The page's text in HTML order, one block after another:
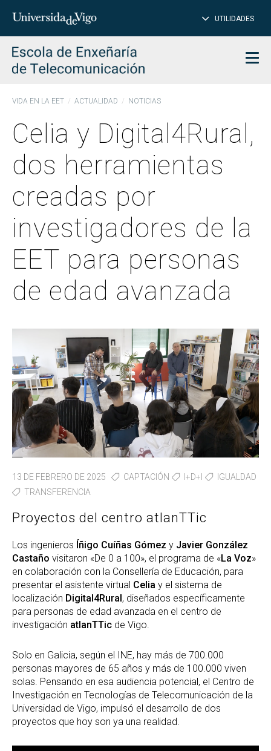
Insertar
para
buscar
UTILIDADES
VIDA EN LA EET ACTUALIDAD NOTICIAS
Celia y Digital4Rural,
dos herramientas
creadas por
investigadores de la
EET para personas
de edad avanzada
13 DE FEBRERO DE 2025 CAPTACIÓN I+D+I
IGUALDAD
TRANSFERENCIA
Proyectos del centro atlanTTic
Los ingenieros Íñigo Cuíñas Gómez y Javier González
Castaño visitaron «De 0 a 100», el programa de «La Voz»
en colaboración con la Consellería de Educación, para
presentar el asistente virtual Celia y el sistema de
localización Digital4Rural, diseñados específicamente
para personas de edad avanzada en el centro de
investigación atlanTTic de Vigo.
Solo en Galicia, según el INE, hay más de 700.000
personas mayores de 65 años y más de 100.000 viven
solas. Pensando en esa audiencia potencial, el Centro de
Investigación en Tecnologías de Telecomunicación de la
Universidad de Vigo, impulsó el desarrollo de dos
proyectos que hoy son ya una realidad.